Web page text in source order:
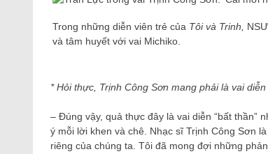
Trong những diễn viên trẻ của Tôi và Trinh,
và tâm huyết với vai Michiko.
* Hỏi thực, Trịnh Công Sơn mang phải là vai
– Đúng vậy, quả thực đây là vai diễn “bất thần”
ý mỗi lời khen và chê. Nhạc sĩ Trịnh Công Sơn
riêng của chúng ta. Tôi đã mong đợi những